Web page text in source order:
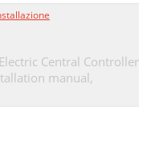
Central Controller
manual,